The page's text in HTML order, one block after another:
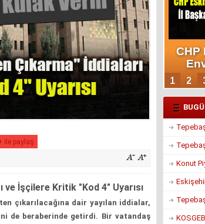
ile paylaş
ve İşçilere Kritik "Kod 4" Uyarısı
çıkarılacağına dair yayılan iddialar,
de beraberinde getirdi. Bir vatandaş
Konut